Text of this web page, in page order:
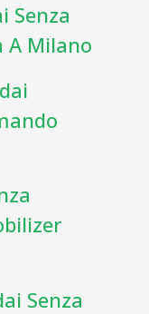
Senza
A Milano
Senza